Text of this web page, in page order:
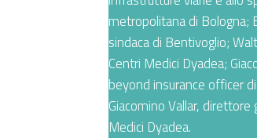
metropolitana di Bologna;
sindaca di Bentivoglio;
Centri Medici Dyadea;
beyond insurance officer
Giacomino Vallar, direttore
Medici Dyadea.